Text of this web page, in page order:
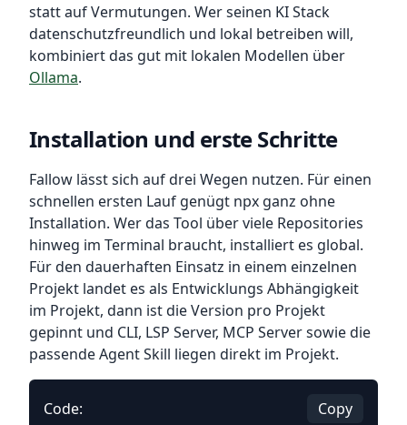
statt auf Vermutungen. Wer seinen KI Stack
datenschutzfreundlich und lokal betreiben will,
kombiniert das gut mit lokalen Modellen über
Ollama.
Installation und erste Schritte
Fallow lässt sich auf drei Wegen nutzen. Für einen
schnellen ersten Lauf genügt npx ganz ohne
Installation. Wer das Tool über viele Repositories
hinweg im Terminal braucht, installiert es global.
Für den dauerhaften Einsatz in einem einzelnen
Projekt landet es als Entwicklungs Abhängigkeit
im Projekt, dann ist die Version pro Projekt
gepinnt und CLI, LSP Server, MCP Server sowie die
passende Agent Skill liegen direkt im Projekt.
Code: Copy